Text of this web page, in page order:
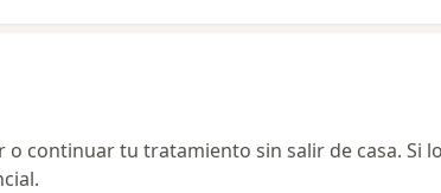
o continuar tu tratamiento sin salir de casa. Si